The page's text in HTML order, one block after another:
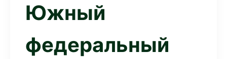
Южный
федеральный